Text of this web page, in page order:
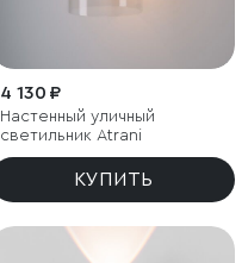
4 130 ₽
Настенный уличный
светильник Atrani
КУПИТЬ